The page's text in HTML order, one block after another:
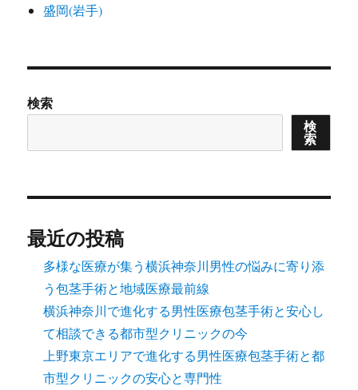
盛岡(岩手)
検索
検
索
最近の投稿
多様な医療が集う横浜神奈川男性の悩みに寄り添
う包茎手術と地域医療最前線
横浜神奈川で進化する男性医療包茎手術と安心し
て相談できる都市型クリニックの今
上野東京エリアで進化する男性医療包茎手術と都
市型クリニックの安心と専門性